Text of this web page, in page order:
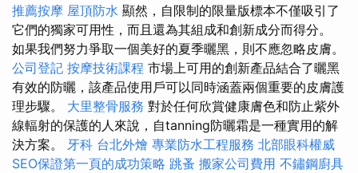
推薦按摩 屋頂防水 顯然，自限制的限量版標本不僅吸引了
它們的獨家可用性，而且還為其組成和創新成分而得分。
如果我們努力爭取一個美好的夏季曬黑，則不應忽略皮膚。
公司登記 按摩技術課程 市場上可用的創新產品結合了曬黑
有效的防曬，該產品使用戶可以同時涵蓋兩個重要的皮膚護
理步驟。 大里整骨服務 對於任何欣賞健康膚色和防止紫外
線輻射的保護的人來說，自tanning防曬霜是一種實用的解
決方案。 牙科 台北外燴 專業防水工程服務 北部眼科權威
SEO保證第一頁的成功策略 跳蚤 搬家公司費用 不鏽鋼廚具